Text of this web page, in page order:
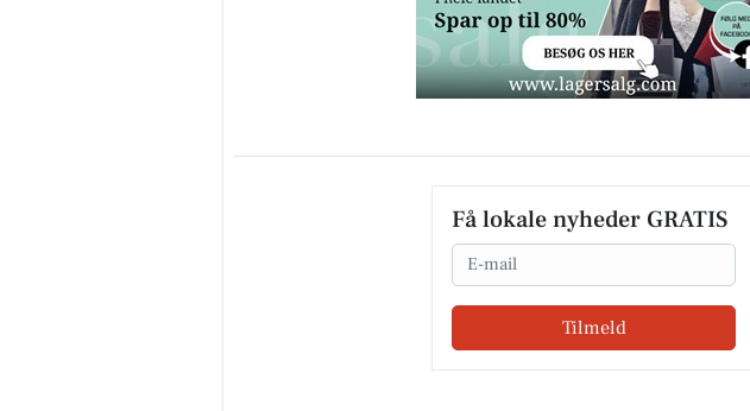
Få lokale nyheder GRATIS
Email
Tilmeld